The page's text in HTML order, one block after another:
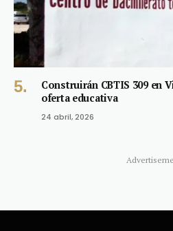
Construirán CBTIS 309 en
oferta educativa
24 abril, 2026